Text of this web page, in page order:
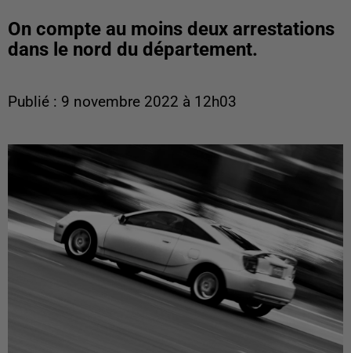
On compte au moins deux arrestations
dans le nord du département.
Publié : 9 novembre 2022 à 12h03